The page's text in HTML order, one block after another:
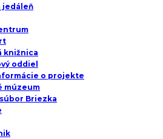
jedáleň
knižnica
oddiel
o projekte
múzeum
Briezka